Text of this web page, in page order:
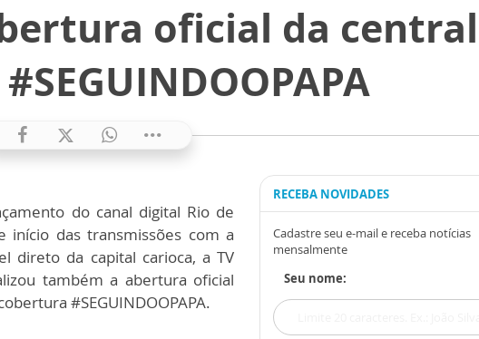
oficial da
do canal digital Rio de
início das transmissões com a
direto da capital carioca, a TV
também a abertura oficial
#SEGUINDOOPAPA.
RECEBA NOVIDADES
Cadastre seu e-mail e receba notícias
mensalmente
Seu nome: